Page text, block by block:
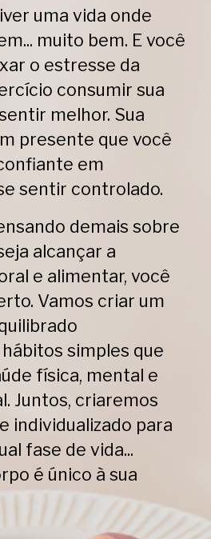
uma vida onde
muito bem. E você
o estresse da
consumir sua
melhor. ​​Sua
presente que você
em
sentir controlado.
demais sobre
alcançar a
e alimentar, você
Vamos criar um
simples que
física, mental e
Juntos, criaremos
individualizado para
fase de vida...
é único à sua